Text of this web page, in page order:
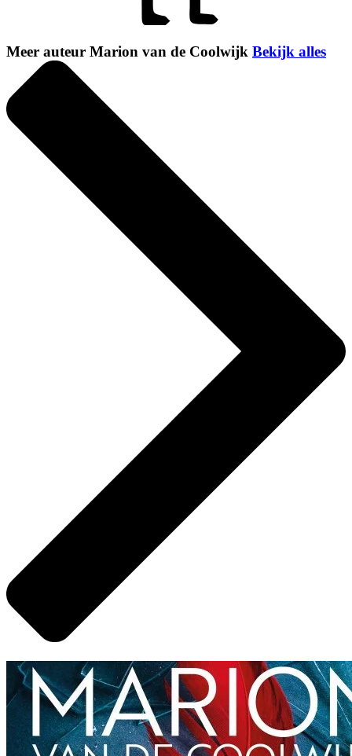
Meer auteur Marion van de Coolwijk Bekijk alles